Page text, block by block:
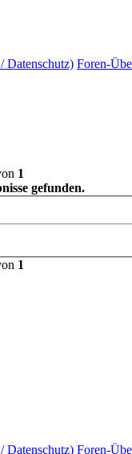
Datenschutz) Foren-
1
gefunden.
1
Datenschutz) Foren-